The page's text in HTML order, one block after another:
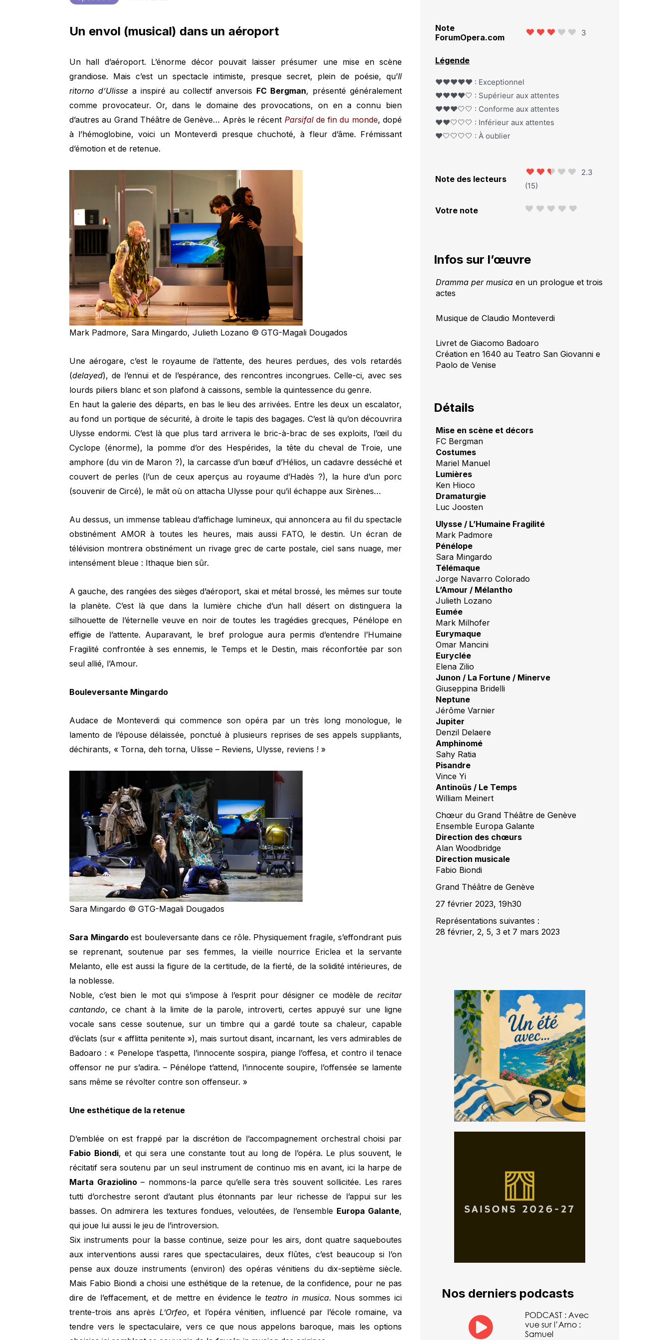
Un envol (musical) dans un aéroport
Un hall d’aéroport. L’énorme décor pouvait laisser présumer une mise en scène
grandiose. Mais c’est un spectacle intimiste, presque secret, plein de poésie, qu’Il
ritorno d’Ulissea inspiré au collectif anversois FC Bergman, présenté généralement
comme provocateur. Or, dans le domaine des provocations, on en a connu bien
d’autres au Grand Théâtre de Genève… Après le récent Parsifal de fin du monde, dopé
à l’hémoglobine, voici un Monteverdi presque chuchoté, à fleur d’âme. Frémissant
d’émotion et de retenue.
Mark Padmore, Sara Mingardo, Julieth Lozano © GTG-Magali Dougados
Une aérogare, c’est le royaume de l’attente, des heures perdues, des vols retardés
(delayed), de l’ennui et de l’espérance, des rencontres incongrues. Celle-ci, avec ses
lourds piliers blanc et son plafond à caissons, semble la quintessence du genre.
En haut la galerie des départs, en bas le lieu des arrivées. Entre les deux un escalator,
au fond un portique de sécurité, à droite le tapis des bagages. C’est là qu’on découvrira
Ulysse endormi. C’est là que plus tard arrivera le bric-à-brac de ses exploits, l’œil du
Cyclope (énorme), la pomme d’or des Hespérides, la tête du cheval de Troie, une
amphore (du vin de Maron ?), la carcasse d’un bœuf d’Hélios, un cadavre desséché et
couvert de perles (l’un de ceux aperçus au royaume d’Hadès ?), la hure d’un porc
(souvenir de Circé), le mât où on attacha Ulysse pour qu’il échappe aux Sirènes…
Au dessus, un immense tableau d’affichage lumineux, qui annoncera au fil du spectacle
obstinément AMOR à toutes les heures, mais aussi FATO, le destin. Un écran de
télévision montrera obstinément un rivage grec de carte postale, ciel sans nuage, mer
intensément bleue : Ithaque bien sûr.
A gauche, des rangées des sièges d’aéroport, skai et métal brossé, les mêmes sur toute
la planète. C’est là que dans la lumière chiche d’un hall désert on distinguera la
silhouette de l’éternelle veuve en noir de toutes les tragédies grecques, Pénélope en
effigie de l’attente. Auparavant, le bref prologue aura permis d’entendre l’Humaine
Fragilité confrontée à ses ennemis, le Temps et le Destin, mais réconfortée par son
seul allié, l’Amour.
Bouleversante Mingardo
Audace de Monteverdi qui commence son opéra par un très long monologue, le
lamento de l’épouse délaissée, ponctué à plusieurs reprises de ses appels suppliants,
déchirants, « Torna, deh torna, Ulisse – Reviens, Ulysse, reviens ! »
Sara Mingardo © GTG-Magali Dougados
Sara Mingardoest bouleversante dans ce rôle. Physiquement fragile, s’effondrant puis
se reprenant, soutenue par ses femmes, la vieille nourrice Ericlea et la servante
Melanto, elle est aussi la figure de la certitude, de la fierté, de la solidité intérieures, de
la noblesse.
Noble, c’est bien le mot qui s’impose à l’esprit pour désigner ce modèle de recitar
cantando, ce chant à la limite de la parole, introverti, certes appuyé sur une ligne
vocale sans cesse soutenue, sur un timbre qui a gardé toute sa chaleur, capable
d’éclats (sur « afflitta penitente »), mais surtout disant, incarnant, les vers admirables de
Badoaro : « Penelope t’aspetta, l’innocente sospira, piange l’offesa, et contro il tenace
offensor ne pur s’adira. – Pénélope t’attend, l’innocente soupire, l’offensée se lamente
sans même se révolter contre son offenseur. »
Une esthétique de la retenue
D’emblée on est frappé par la discrétion de l’accompagnement orchestral choisi par
Fabio Biondi, et qui sera une constante tout au long de l’opéra. Le plus souvent, le
récitatif sera soutenu par un seul instrument de continuo mis en avant, ici la harpe de
Marta Graziolino – nommons-la parce qu’elle sera très souvent sollicitée. Les rares
tutti d’orchestre seront d’autant plus étonnants par leur richesse de l’appui sur les
basses. On admirera les textures fondues, veloutées, de l’ensemble Europa Galante,
qui joue lui aussi le jeu de l’introversion.
Six instruments pour la basse continue, seize pour les airs, dont quatre saqueboutes
aux interventions aussi rares que spectaculaires, deux flûtes, c’est beaucoup si l’on
pense aux douze instruments (environ) des opéras vénitiens du dix-septième siècle.
Mais Fabio Biondi a choisi une esthétique de la retenue, de la confidence, pour ne pas
dire de l’effacement, et de mettre en évidence leteatro in musica. Nous sommes ici
trente-trois ans après L’Orfeo, et l’opéra vénitien, influencé par l’école romaine, va
tendre vers le spectaculaire, vers ce que nous appelons baroque, mais les options
Note
ForumOpera.com
3
Légende
❤️❤️❤️❤️❤️ : Exceptionnel
❤️❤️❤️❤️🤍 : Supérieur aux attentes
❤️❤️❤️🤍🤍 : Conforme aux attentes
❤️❤️🤍🤍🤍 : Inférieur aux attentes
❤️🤍🤍🤍🤍 : À oublier
Note des lecteurs
2.3
(15)
Votre note
Infos sur l’œuvre
Dramma per musica en un prologue et trois
actes
Musique de Claudio Monteverdi
Livret de Giacomo Badoaro
Création en 1640 au Teatro San Giovanni e
Paolo de Venise
Détails
Mise en scène et décors
FC Bergman
Costumes
Mariel Manuel
Lumières
Ken Hioco
Dramaturgie
Luc Joosten
Ulysse / L’Humaine Fragilité
Mark Padmore
Pénélope
Sara Mingardo
Télémaque
Jorge Navarro Colorado
L’Amour / Mélantho
Julieth Lozano
Eumée
Mark Milhofer
Eurymaque
Omar Mancini
Euryclée
Elena Zilio
Junon / La Fortune / Minerve
Giuseppina Bridelli
Neptune
Jérôme Varnier
Jupiter
Denzil Delaere
Amphinomé
Sahy Ratia
Pisandre
Vince Yi
Antinoüs / Le Temps
William Meinert
Chœur du Grand Théâtre de Genève
Ensemble Europa Galante
Direction des chœurs
Alan Woodbridge
Direction musicale
Fabio Biondi
Grand Théâtre de Genève
27 février 2023, 19h30
Représentations suivantes :
28 février, 2, 5, 3 et 7 mars 2023
Nos derniers podcasts
PODCAST : Avec
vue sur l’Arno :
Samuel